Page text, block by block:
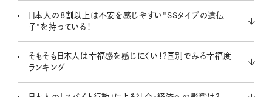
日本人の8割以上は不安を感じやすい"SSタイプの遺伝
子"を持っている！
そもそも日本人は幸福感を感じにくい！？国別でみる幸福度
ランキング